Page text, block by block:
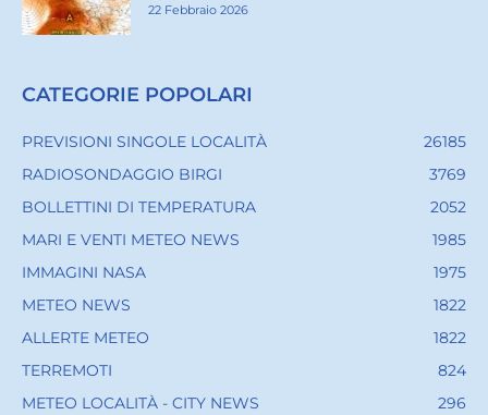
22 Febbraio 2026
CATEGORIE POPOLARI
PREVISIONI SINGOLE LOCALITÀ
26185
RADIOSONDAGGIO BIRGI
3769
BOLLETTINI DI TEMPERATURA
2052
MARI E VENTI METEO NEWS
1985
IMMAGINI NASA
1975
METEO NEWS
1822
ALLERTE METEO
1822
TERREMOTI
824
METEO LOCALITÀ - CITY NEWS
296